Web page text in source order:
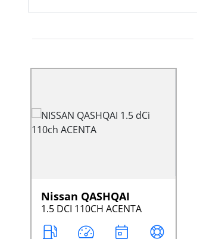
Nissan QASHQAI
1.5 DCI 110CH ACENTA